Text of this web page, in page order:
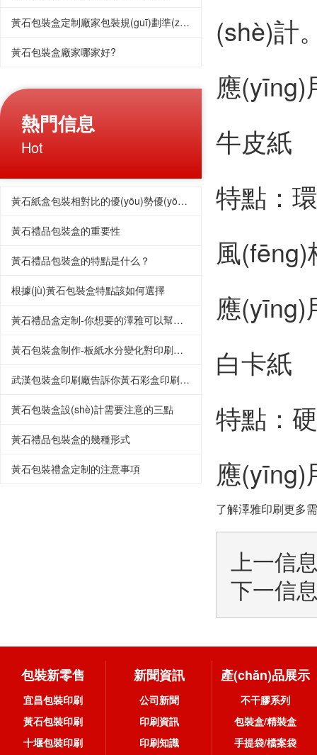
黃石包裝盒定制廠家包裝規(guī)劃準(zhǔn)則
黃石包裝盒廠家哪家好?
熱門信息
Hot
黃石紙盒包裝相對比的優(yōu)勢優(yōu)點？
黃石禮品包裝盒的重要性
黃石禮品包裝盒的特點是什么？
根據(jù)黃石包裝盒特點該如何選擇
黃石禮品盒定制-你想要的澤雅可以幫你實現(xiàn)
黃石包裝盒制作-板紙水分變化對印刷質(zhì)量的影響
武漢包裝盒印刷廠告訴你黃石彩盒印刷的重要性
黃石包裝盒設(shè)計需要注意的三點
黃石禮品包裝盒的幾種形式
黃石包裝禮盒定制的注意事項
(shè)計
應(yīng)
牛皮紙
特點：
風(fēng)
應(yīng)
白卡紙
特點：
應(yīng)
了解澤雅印刷更多
上一信
下一信
包裝新零售
宜昌包裝印刷
黃石包裝印刷
十堰包裝印刷
新聞資訊
公司新聞
印刷資訊
印刷知識
產(chǎn)品展示
不干膠系列
包裝盒/精裝盒
手提袋/檔案袋